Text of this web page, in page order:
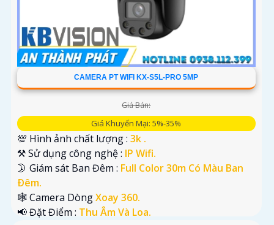
CAMERA PT WIFI KX-S5L-PRO 5MP
Giá Bán:
Giá Khuyến Mại: 5%-35%
💯 Hình ảnh chất lượng : 3k .
⚒ Sử dụng công nghệ : IP Wifi.
🌛 Giám sát Ban Đêm : Full Color 30m Có Màu Ban
Ðêm.
🕸️ Camera DòngXoay 360.
️📢 Đặt Điểm : Thu Âm Và Loa.